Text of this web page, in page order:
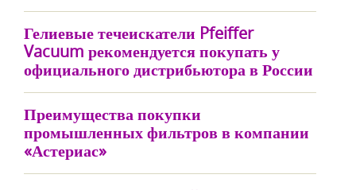
Гелиевые течеискатели Pfeiffer
Vacuum рекомендуется покупать у
официального дистрибьютора в России
Преимущества покупки
промышленных фильтров в компании
«Астериас»